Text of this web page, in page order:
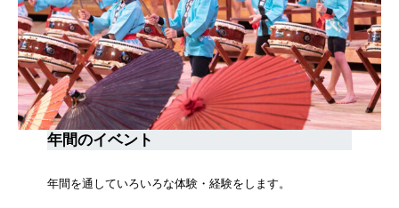
年間のイベント
年間を通していろいろな体験・経験をします。